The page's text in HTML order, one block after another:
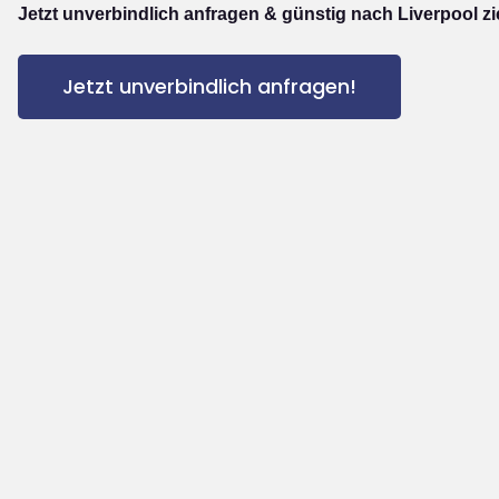
Jetzt unverbindlich anfragen & günstig nach Liverpool
Jetzt unverbindlich anfragen!